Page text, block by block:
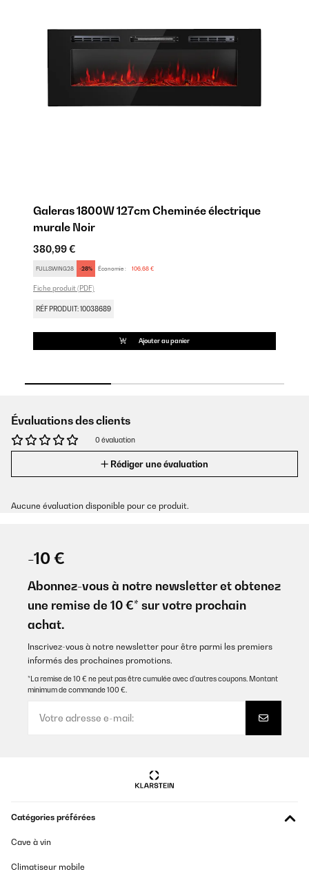
Galeras 1800W 127cm Cheminée électrique
murale Noir
380,99 €
FULLSWING28 -28% Économie : 106,68 €
Fiche produit (PDF)
RÉF PRODUIT: 10038689
Ajouter au panier
Évaluations des clients
0 évaluation
Rédiger une évaluation
Aucune évaluation disponible pour ce produit.
-10 €
Abonnez-vous à notre newsletter et obtenez
une remise de 10 €* sur votre prochain
achat.
Inscrivez-vous à notre newsletter pour être parmi les premiers
informés des prochaines promotions.
*La remise de 10 € ne peut pas être cumulée avec d’autres coupons. Montant
minimum de commande 100 €.
Catégories préférées
Cave à vin
Climatiseur mobile